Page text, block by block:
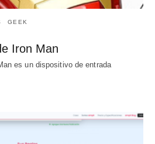
GEEK
Iron Man
es un dispositivo de entrada